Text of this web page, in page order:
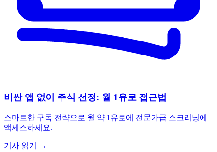
비싼 앱 없이 주식 선정: 월 1유로 접근법
스마트한 구독 전략으로 월 약 1유로에 전문가급 스크리닝에
액세스하세요.
기사 읽기 →